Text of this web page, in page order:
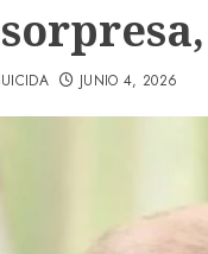
JUNIO 4, 2026